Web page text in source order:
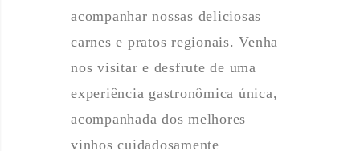
acompanhar nossas deliciosas
carnes e pratos regionais. Venha
nos visitar e desfrute de uma
experiência gastronômica única,
acompanhada dos melhores
vinhos cuidadosamente